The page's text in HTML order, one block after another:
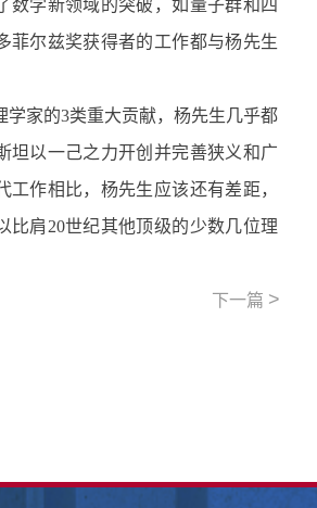
数学新领域的突破，如量子群和四
菲尔兹奖获得者的工作都与杨先生
学家的3类重大贡献，杨先生几乎都
坦以一己之力开创并完善狭义和广
工作相比，杨先生应该还有差距，
比肩20世纪其他顶级的少数几位理
下一篇 >